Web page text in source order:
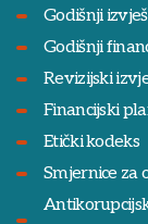
Godišnji
Godišnji
Revizijski
Financijski
Etički kodeks
Smjernice za